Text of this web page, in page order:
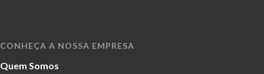
CONHEÇA A NOSSA EMPRESA
Quem Somos